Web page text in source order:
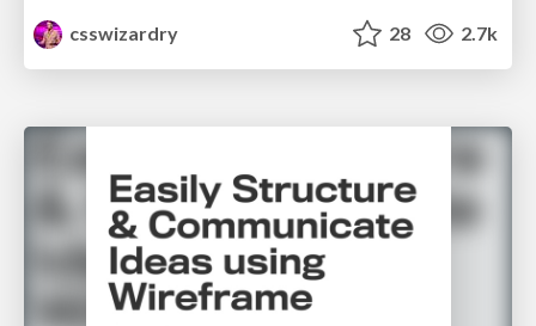
csswizardry
28 2.7k